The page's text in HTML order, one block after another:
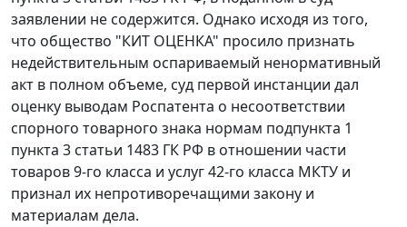
заявлении не содержится. Однако исходя из того,
что общество "КИТ ОЦЕНКА" просило признать
недействительным оспариваемый ненормативный
акт в полном объеме, суд первой инстанции дал
оценку выводам Роспатента о несоответствии
спорного товарного знака нормам подпункта 1
пункта 3 статьи 1483 ГК РФ в отношении части
товаров 9-го класса и услуг 42-го класса МКТУ и
признал их непротиворечащими закону и
материалам дела.